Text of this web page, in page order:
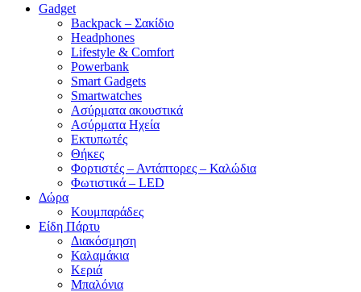
Gadget
Backpack – Σακίδιο
Headphones
Lifestyle & Comfort
Powerbank
Smart Gadgets
Smartwatches
Ασύρματα ακουστικά
Ασύρματα Ηχεία
Εκτυπωτές
Θήκες
Φορτιστές – Αντάπτορες – Καλώδια
Φωτιστικά – LED
Δώρα
Κουμπαράδες
Είδη Πάρτυ
Διακόσμηση
Καλαμάκια
Κεριά
Μπαλόνια